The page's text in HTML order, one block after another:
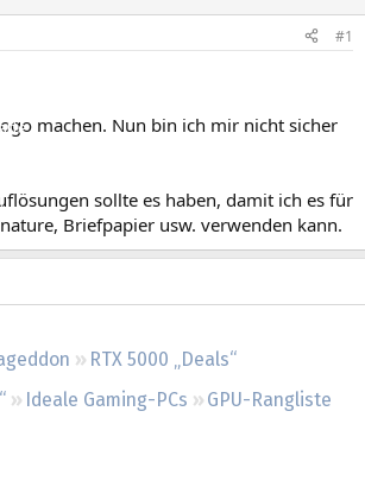
RTX 5000 „Deals“
Ideale Gaming-PCs
GPU-Rangliste
#1
machen. Nun bin ich mir nicht sicher
sollte es haben, damit ich es für
Briefpapier usw. verwenden kann.